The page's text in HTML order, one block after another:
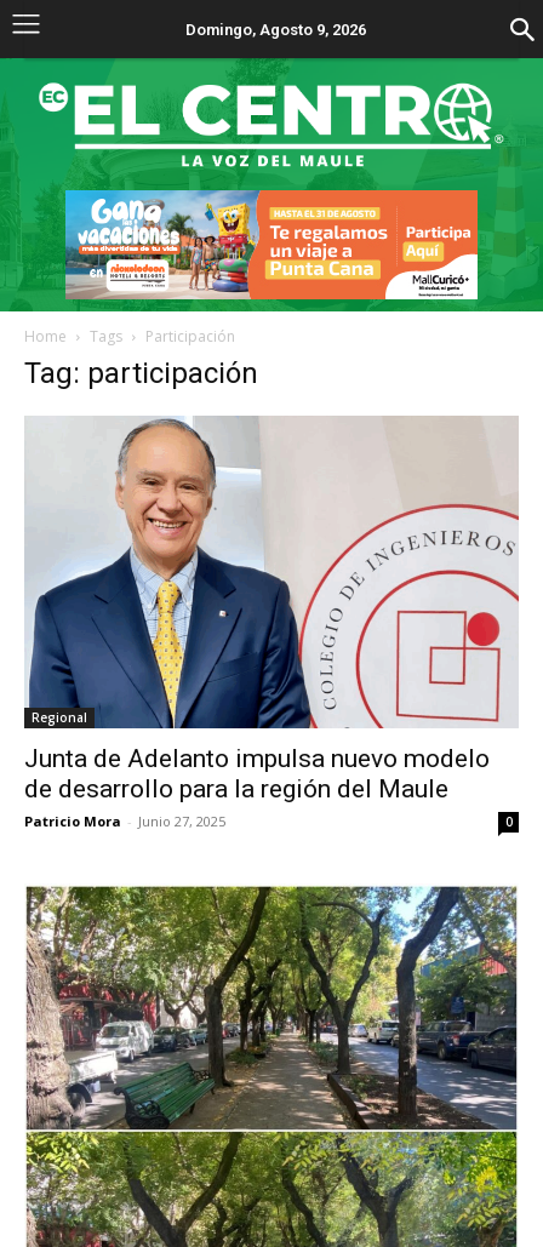
Domingo, Agosto 9, 2026
Home Tags Participación
Tag: participación
Regional
Junta de Adelanto impulsa nuevo modelo
de desarrollo para la región del Maule
Patricio Mora - Junio 27, 2025 0